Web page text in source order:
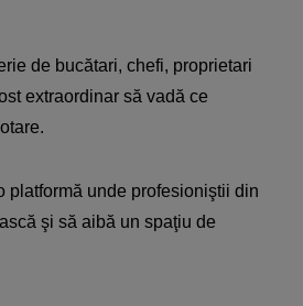
de bucătari, chefi, proprietari
extraordinar să vadă ce
platformă unde profesioniştii din
şi să aibă un spaţiu de